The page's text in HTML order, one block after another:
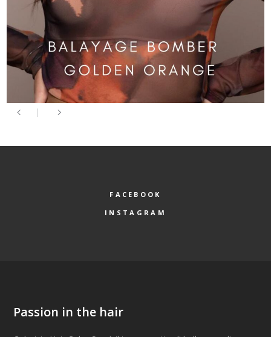
FACEBOOK
INSTAGRAM
Passion in the hair